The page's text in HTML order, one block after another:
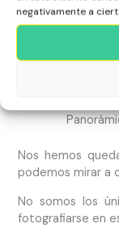
negativamente a
Nos hemos
podemos mirar a
No somos los
fotografiarse en